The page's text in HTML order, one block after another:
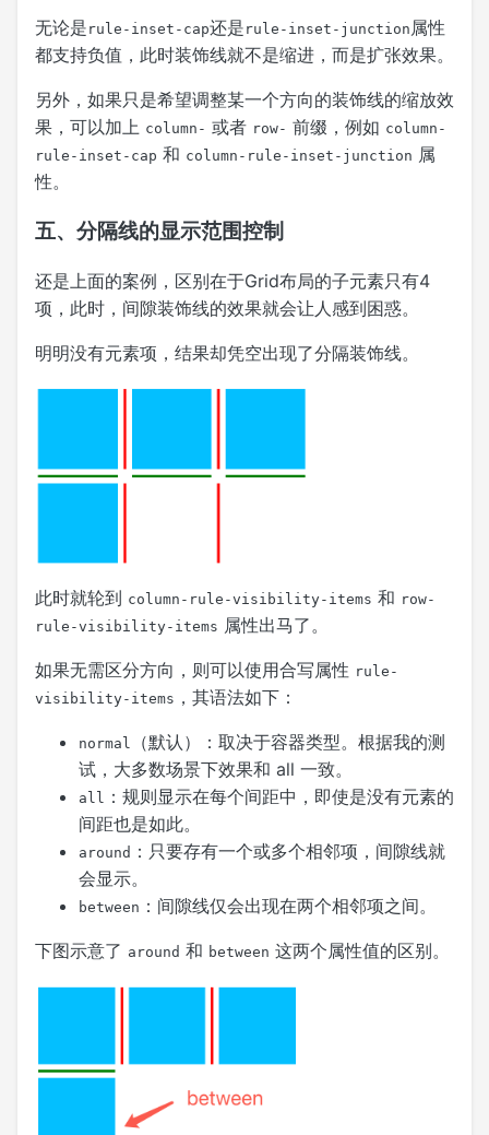
无论是 rule-inset-cap还是 rule-inset-junction 属性
都支持负值，此时装饰线就不是缩进，而是扩张效果。
另外，如果只是希望调整某一个方向的装饰线的缩放效
果，可以加上 column- 或者 row- 前缀，例如 column-
rule-inset-cap 和 column-rule-inset-junction 属
性。
五、分隔线的显示范围控制
还是上面的案例，区别在于Grid布局的子元素只有4
项，此时，间隙装饰线的效果就会让人感到困惑。
明明没有元素项，结果却凭空出现了分隔装饰线。
此时就轮到 column-rule-visibility-items 和 row-
rule-visibility-items 属性出马了。
如果无需区分方向，则可以使用合写属性 rule-
visibility-items ，其语法如下：
normal
（默认）：取决于容器类型。根据我的测
试，大多数场景下效果和 all 一致。
all
：规则显示在每个间距中，即使是没有元素的
间距也是如此。
around ：只要存有一个或多个相邻项，间隙线就
会显示。
between ：间隙线仅会出现在两个相邻项之间。
下图示意了 around 和 between 这两个属性值的区别。